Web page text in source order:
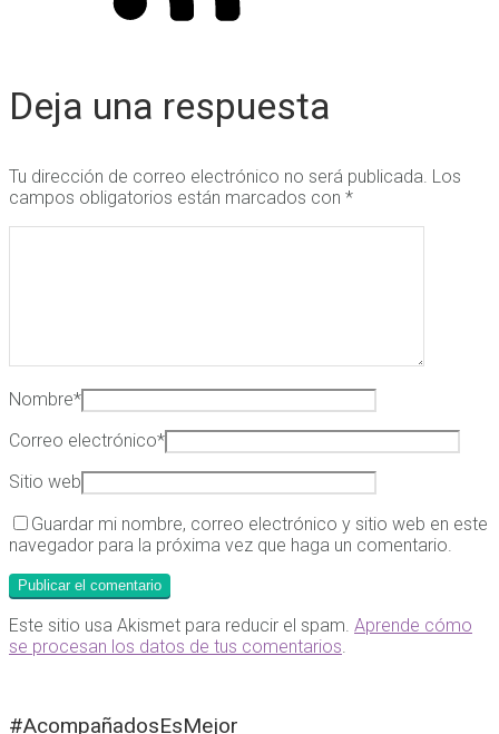
Deja una respuesta
Tu dirección de correo electrónico no será publicada. Los
campos obligatorios están marcados con *
Nombre*
Correo electrónico*
Sitio web
Guardar mi nombre, correo electrónico y sitio web en este
navegador para la próxima vez que haga un comentario.
Este sitio usa Akismet para reducir el spam. Aprende cómo
se procesan los datos de tus comentarios
#AcompañadosEsMejor